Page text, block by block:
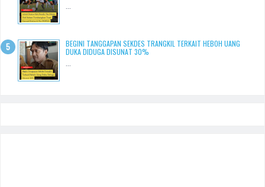
BEGINI TANGGAPAN SEKDES TRANGKIL TERKAIT HEBOH UANG
DUKA DIDUGA DISUNAT 30%